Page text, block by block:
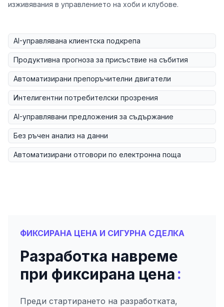
изживявания в управлението на хоби и клубове.
AI-управлявана клиентска подкрепа
Продуктивна прогноза за присъствие на събития
Автоматизирани препоръчителни двигатели
Интелигентни потребителски прозрения
AI-управлявани предложения за съдържание
Без ръчен анализ на данни
Автоматизирани отговори по електронна поща
ФИКСИРАНА ЦЕНА И СИГУРНА СДЕЛКА
Разработка навреме
при фиксирана цена:
Преди стартирането на разработката,